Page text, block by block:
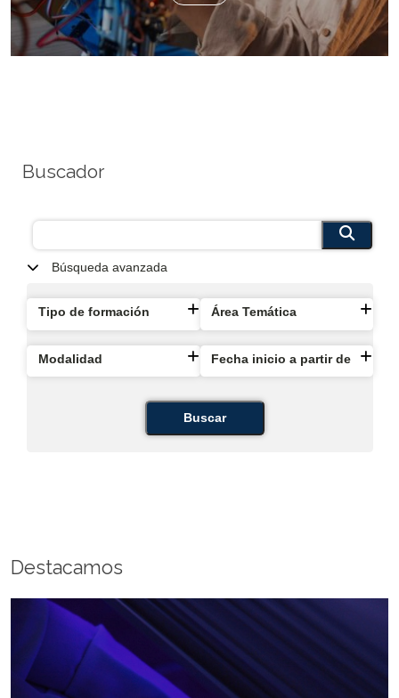
Buscador
Búsqueda avanzada
Tipo de formación Área Temática
Modalidad Fecha inicio a partir de
Buscar
Destacamos